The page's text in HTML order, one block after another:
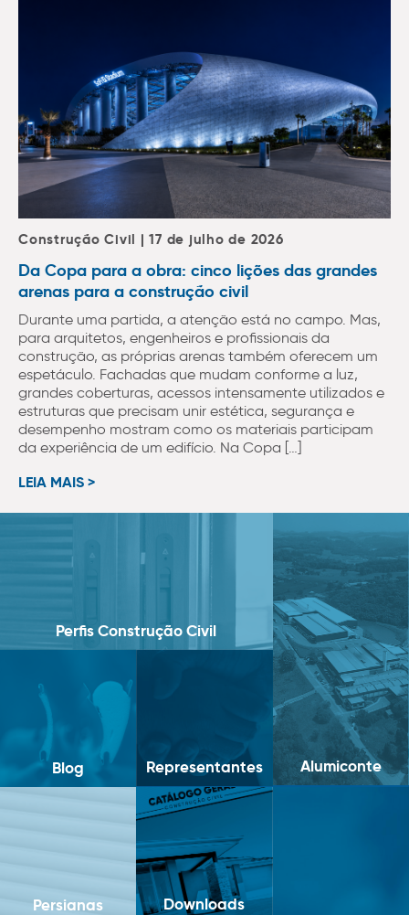
Construção Civil | 17 de julho de 2026
Da Copa para a obra: cinco lições das grandes
arenas para a construção civil
Durante uma partida, a atenção está no campo. Mas,
para arquitetos, engenheiros e profissionais da
construção, as próprias arenas também oferecem um
espetáculo. Fachadas que mudam conforme a luz,
grandes coberturas, acessos intensamente utilizados e
estruturas que precisam unir estética, segurança e
desempenho mostram como os materiais participam
da experiência de um edifício. Na Copa […]
LEIA MAIS >
Perfis Construção Civil
Alumiconte
Blog Representantes
Persianas Downloads